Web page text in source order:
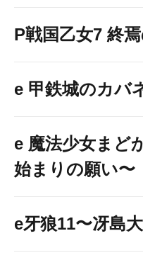
P戦国乙女7 終
e 甲鉄城のカバ
e 魔法少女まど
始まりの願い〜
e牙狼11〜冴島